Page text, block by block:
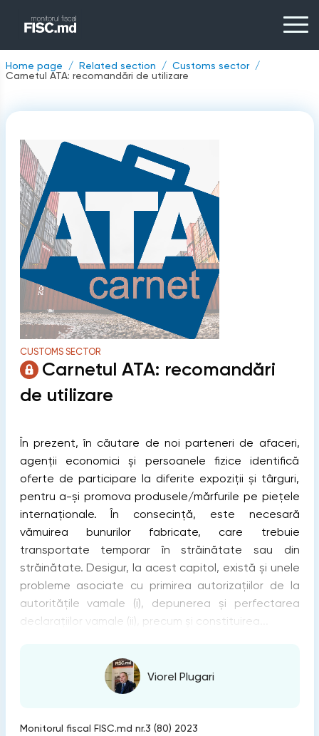
Home page Related section
Customs sector
Carnetul ATA: recomandări de utilizare
CUSTOMS SECTOR
Carnetul ATA: recomandări
de utilizare
În prezent, în căutare de noi parteneri de afaceri,
agenții economici și persoanele fizice identifică
oferte de participare la diferite expoziții și târguri,
pentru a-și promova produsele/mărfurile pe piețele
internaționale. În consecință, este necesară
vămuirea bunurilor fabricate, care trebuie
transportate temporar în străinătate sau din
străinătate. Desigur, la acest capitol, există și unele
probleme asociate cu primirea autorizațiilor de la
autoritățile vamale (i), depunerea și perfectarea
declarațiilor vamale (ii), precum și constituirea...
Viorel Plugari
Monitorul fiscal FISC.md nr.3 (80) 2023